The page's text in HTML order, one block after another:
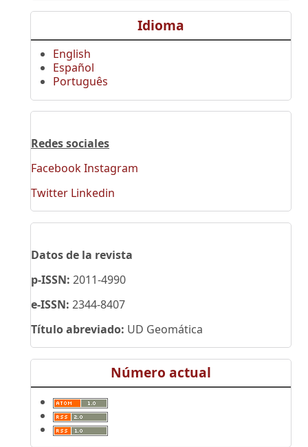
Idioma
English
Español
Português
Redes sociales
FacebookInstagram
Twitter Linkedin
Datos de la revista
p-ISSN: 2011-4990
e-ISSN: 2344-8407
Título abreviado: UD Geomática
Número actual